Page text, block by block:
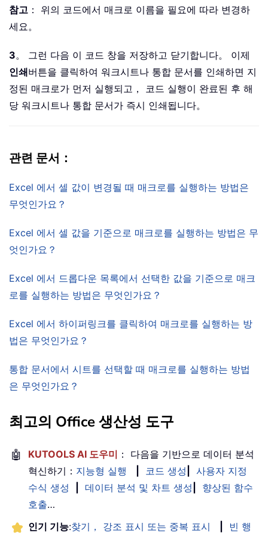
참고 ： 위의 코드에서 매크로 이름을 필요에 따라 변경하
세요。
3。 그런 다음 이 코드 창을 저장하고 닫기합니다。 이제
인쇄버튼을 클릭하여 워크시트나 통합 문서를 인쇄하면 지
정된 매크로가 먼저 실행되고， 코드 실행이 완료된 후 해
당 워크시트나 통합 문서가 즉시 인쇄됩니다。
관련 문서：
Excel 에서 셀 값이 변경될 때 매크로를 실행하는 방법은
무엇인가요？
Excel 에서 셀 값을 기준으로 매크로를 실행하는 방법은 무
엇인가요？
Excel 에서 드롭다운 목록에서 선택한 값을 기준으로 매크
로를 실행하는 방법은 무엇인가요？
Excel 에서 하이퍼링크를 클릭하여 매크로를 실행하는 방
법은 무엇인가요？
통합 문서에서 시트를 선택할 때 매크로를 실행하는 방법
은 무엇인가요？
최고의 Office 생산성 도구
🤖 KUTOOLS AI 도우미 ： 다음을 기반으로 데이터 분석
혁신하기： 지능형 실행 코드 생성
사용자 지정
수식 생성
데이터 분석 및 차트 생성
향상된 함수
호출…
인기 기능:찾기， 강조 표시 또는 중복 표시 빈 행